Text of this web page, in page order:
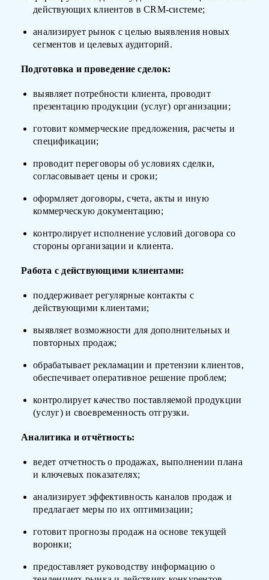
действующих клиентов в CRM-системе;
анализирует рынок с целью выявления новых
сегментов и целевых аудиторий.
Подготовка и проведение сделок:
выявляет потребности клиента, проводит
презентацию продукции (услуг) организации;
готовит коммерческие предложения, расчеты и
спецификации;
проводит переговоры об условиях сделки,
согласовывает цены и сроки;
оформляет договоры, счета, акты и иную
коммерческую документацию;
контролирует исполнение условий договора со
стороны организации и клиента.
Работа с действующими клиентами:
поддерживает регулярные контакты с
действующими клиентами;
выявляет возможности для дополнительных и
повторных продаж;
обрабатывает рекламации и претензии клиентов,
обеспечивает оперативное решение проблем;
контролирует качество поставляемой продукции
(услуг) и своевременность отгрузки.
Аналитика и отчётность:
ведет отчетность о продажах, выполнении плана
и ключевых показателях;
анализирует эффективность каналов продаж и
предлагает меры по их оптимизации;
готовит прогнозы продаж на основе текущей
воронки;
предоставляет руководству информацию о